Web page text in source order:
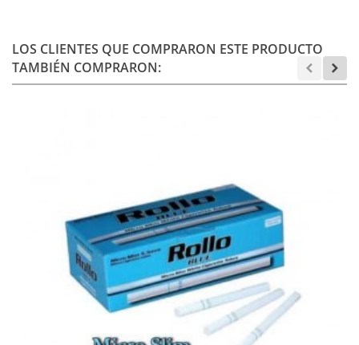
LOS CLIENTES QUE COMPRARON ESTE PRODUCTO
TAMBIÉN COMPRARON: